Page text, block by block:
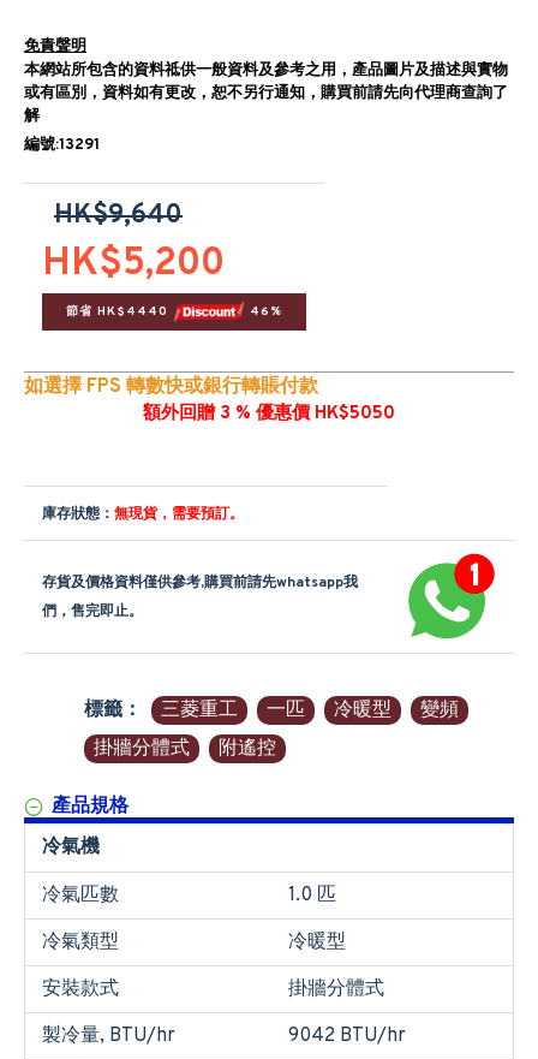
免責聲明
本網站所包含的資料祗供一般資料及參考之用，產品圖片及描述與實物
或有區別，資料如有更改，恕不另行通知，購買前請先向代理商查詢了
解
編號:13291
HK$5,200
HK$9,640
節省 HK$4440 46%
如選擇 FPS 轉數快或銀行轉賬付款
額外回贈 3 % 優惠價 HK$5050
庫存狀態： 無現貨，需要預訂。
存貨及價格資料僅供參考,購買前請先whatsapp我
們，售完即止。
標籤： 三菱重工 一匹 冷暖型
變頻
掛牆分體式
附遙控
產品規格
冷氣機
冷氣匹數
1.0 匹
冷氣類型
冷暖型
安裝款式
掛牆分體式
製冷量, BTU/hr
9042 BTU/hr